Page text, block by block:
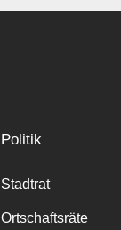
Politik
Stadtrat
Ortschaftsräte